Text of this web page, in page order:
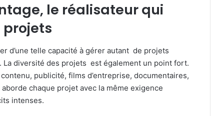
le réalisateur qui
projets
d’une telle capacité à gérer autant de projets
La diversité des projets est également un point fort.
publicité, films d’entreprise, documentaires,
chaque projet avec la même exigence
intenses.